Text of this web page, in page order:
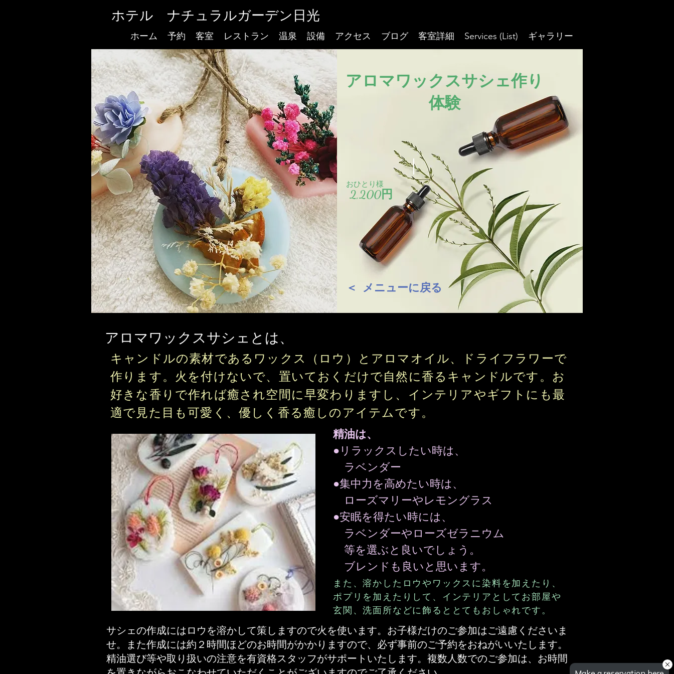
ホテル ナチュラルガーデン日光
ホーム 予約 客室 レストラン 温泉 設備 アクセス ブログ 客室詳細 Services (List) ギャラリー
アロマワックスサシェ作り
体験
2,200円
おひとり様
＜ メニューに戻る
​アロマワックスサシェとは、
キャンドルの素材であるワックス（ロウ）とアロマオイル、ドライフラワーで
作ります。火を付けないで、置いておくだけで自然に香るキャンドルです。お
好きな香りで作れば癒され空間に早変わりますし、インテリアやギフトにも最
適で見た目も可愛く、優しく香る癒しのアイテムです。
精油は、
●リラックスしたい時は、
ラベンダー
●集中力を高めたい時は、
ローズマリーやレモングラス
●安眠を得たい時には、
ラベンダーやローズゼラニウム
等を選ぶと良いでしょう。
​ ブレンドも良いと思います。
また、溶かしたロウやワックスに染料を加えたり、
ポプリを加えたりして、インテリアとしてお部屋や
玄関、洗面所などに飾るととてもおしゃれです。
サシェの作成にはロウを溶かして策しますので火を使います。お子様だけのご参加はご遠慮くださいま
せ。また作成には約２時間ほどのお時間がかかりますので、必ず事前のご予約をおねがいいたします。
精油選び等や取り扱いの注意を有資格スタッフがサポートいたします。複数人数でのご参加は、お時間